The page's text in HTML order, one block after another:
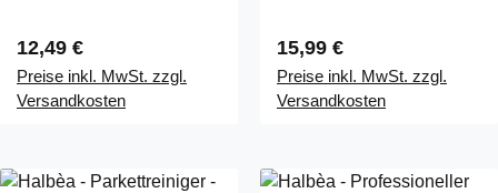
Regulärer Preis:
12,49 €
Preise inkl. MwSt. zzgl.
Versandkosten
Regulärer Preis:
15,99 €
Preise inkl. MwSt. zzgl.
Versandkosten